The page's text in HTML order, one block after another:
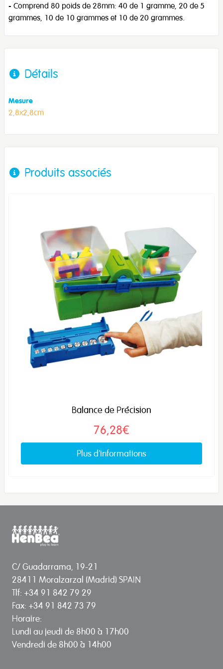
- Comprend 80 poids de 28mm: 40 de 1 gramme, 20 de 5
grammes, 10 de 10 grammes et 10 de 20 grammes.
Détails
Mesure
2,8x2,8cm
Produits associés
Balance de Précision
76,28€
Plus d'informations
C/ Guadarrama, 19-21
28411 Moralzarzal (Madrid) SPAIN
Tlf: +34 91 842 79 29
Fax: +34 91 842 73 79
Horaire:
Lundi au jeudi de 8h00 à 17h00
Vendredi de 8h00 à 14h00